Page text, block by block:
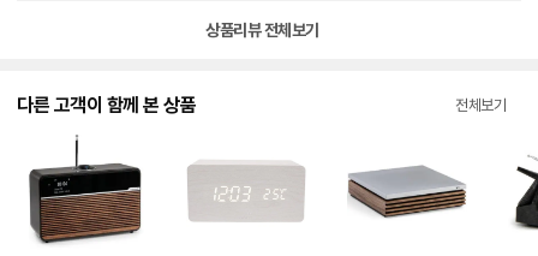
상품리뷰 전체보기
다른 고객이 함께 본 상품 전체보기